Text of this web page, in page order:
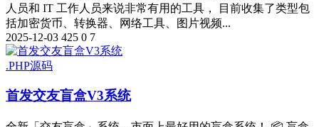
人员和 IT 工作人员来说非常有用的工具， 目前收集了类型包
括加密货币、转换器、网络工具、图片视频...
2025-12-03 425 0 7
.PHP源码
首发交友盲盒V3系统